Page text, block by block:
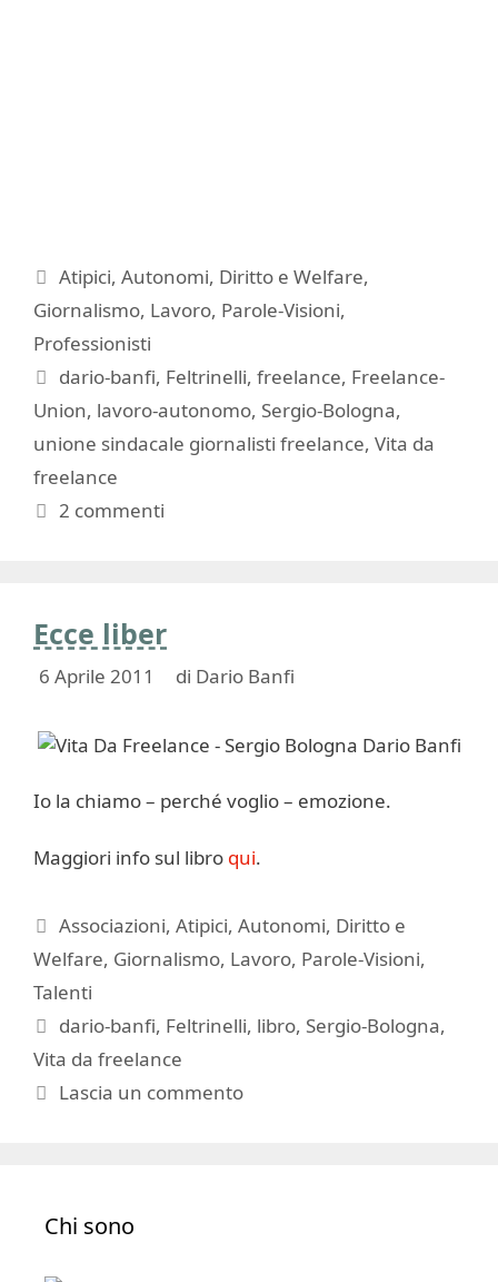
Categorie
Atipici,Autonomi, Diritto e Welfare,
Giornalismo, Lavoro, Parole-Visioni,
Professionisti
Tag
dario-banfi, Feltrinelli,freelance, Freelance-
Union, lavoro-autonomo, Sergio-Bologna,
unione sindacale giornalisti freelance, Vita da
freelance
2 commenti
Ecce liber
6 Aprile 2011 di Dario Banfi
Io la chiamo – perché voglio – emozione.
Maggiori info sul libro qui.
Categorie
Associazioni,Atipici,Autonomi, Diritto e
Welfare, Giornalismo, Lavoro, Parole-Visioni,
Talenti
Tag
dario-banfi, Feltrinelli, libro, Sergio-Bologna,
Vita da freelance
Lascia un commento
Chi sono